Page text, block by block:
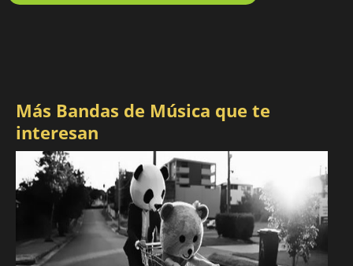
Más Bandas de Música que te
interesan